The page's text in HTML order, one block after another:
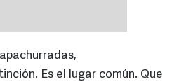
Es el lugar común. Que